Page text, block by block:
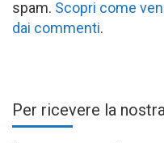
spam. Scopri come
dai commenti.
Per ricevere la